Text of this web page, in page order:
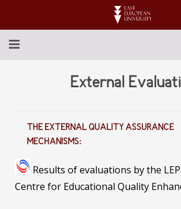
EDUCATION
INTERNATIONAL
External
THE EXTERNAL QUALITY ASSURANCE
MECHANISMS:
Results of evaluations by the
Centre for Educational Quality